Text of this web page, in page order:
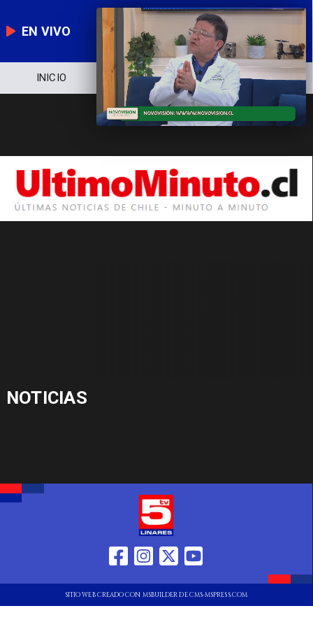
EN VIVO
INICIO NOTICIERO POLÍTICA
NOTICIAS
SITIO WEB CREADO CON MSBUILDER DE CMS-MSPRESS.COM